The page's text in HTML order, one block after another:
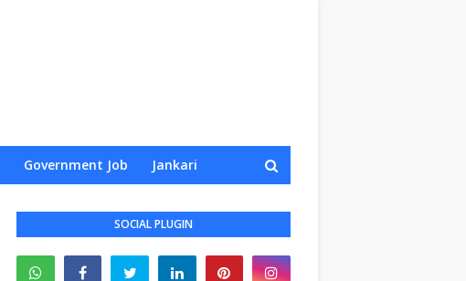
Government Job Jankari
SOCIAL PLUGIN